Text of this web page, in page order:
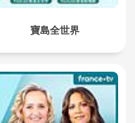
寶島全世界